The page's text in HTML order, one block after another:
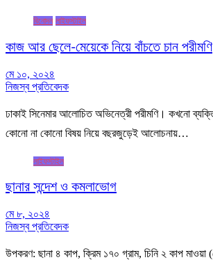
বিনোদন লাইফস্টাইল
কাজ আর ছেলে-মেয়েকে নিয়ে বাঁচতে চান পরীমণি
মে ১০, ২০২৪
নিজস্ব প্রতিবেদক
ঢাকাই সিনেমার আলোচিত অভিনেত্রী পরীমণি। কখনো
কোনো না কোনো বিষয় নিয়ে বছরজুড়েই আলোচনায়…
লাইফস্টাইল
ছানার সন্দেশ ও কমলাভোগ
মে ৮, ২০২৪
নিজস্ব প্রতিবেদক
উপকরণ: ছানা ৪ কাপ, ক্রিম ১৭০ গ্রাম, চিনি ২ কাপ মাওয়া